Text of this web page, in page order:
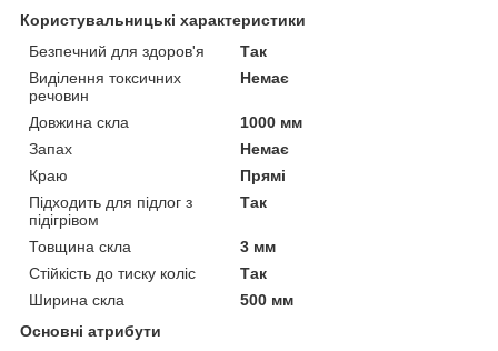
Користувальницькі характеристики
Безпечний для здоров'я
Так
Виділення токсичних
речовин
Немає
Довжина скла
1000 мм
Запах
Немає
Краю
Прямі
Підходить для підлог з
підігрівом
Так
Товщина скла
3 мм
Стійкість до тиску коліс
Так
Ширина скла
500 мм
Основні атрибути